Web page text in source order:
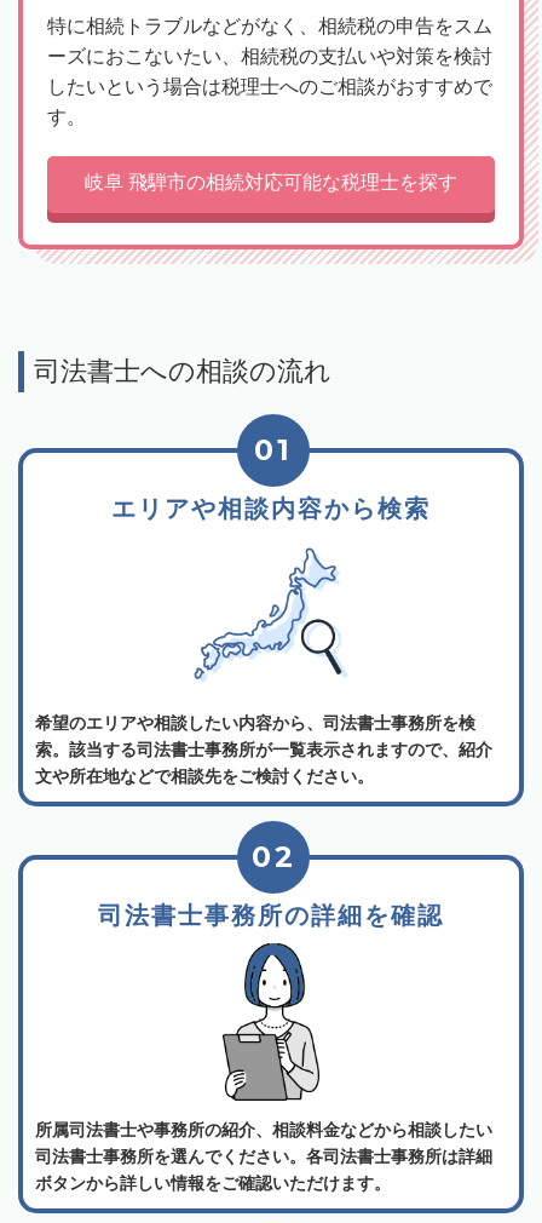
特に相続トラブルなどがなく、相続税の申告をスム
ーズにおこないたい、相続税の支払いや対策を検討
したいという場合は税理士へのご相談がおすすめで
す。
岐阜 飛騨市の相続対応可能な税理士を探す
司法書士への相談の流れ
エリアや相談内容から検索
01
希望のエリアや相談したい内容から、司法書士事務所を検
索。該当する司法書士事務所が一覧表示されますので、紹介
文や所在地などで相談先をご検討ください。
司法書士事務所の詳細を確認
02
所属司法書士や事務所の紹介、相談料金などから相談したい
司法書士事務所を選んでください。各司法書士事務所は詳細
ボタンから詳しい情報をご確認いただけます。